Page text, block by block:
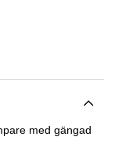
med gängad